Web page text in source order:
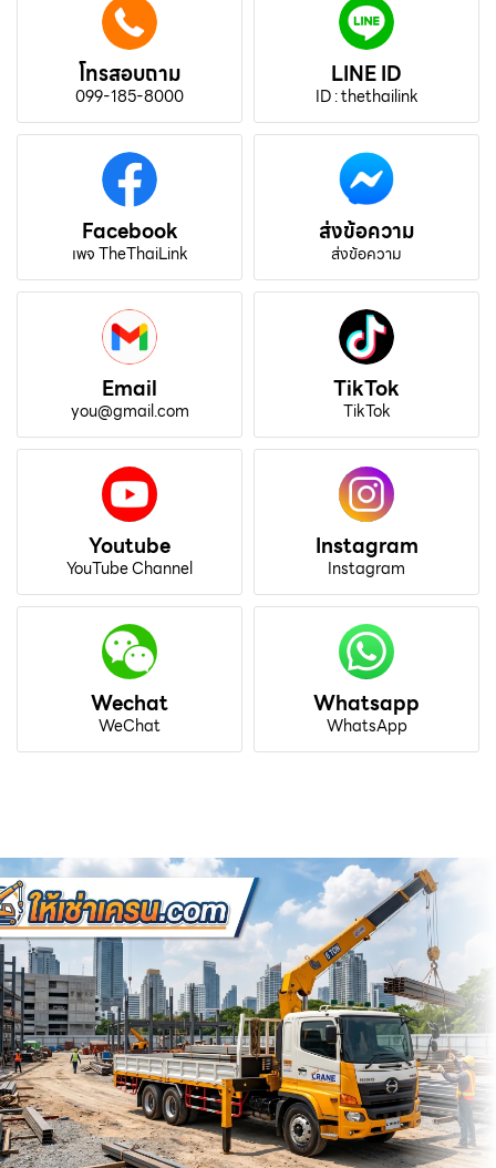
โทรสอบถาม
099-185-8000
LINE ID
ID : thethailink
Facebook
เพจ TheThaiLink
ส่งข้อความ
ส่งข้อความ
Email
you@gmail.com
TikTok
TikTok
Youtube
YouTube Channel
Instagram
Instagram
Wechat
WeChat
Whatsapp
WhatsApp